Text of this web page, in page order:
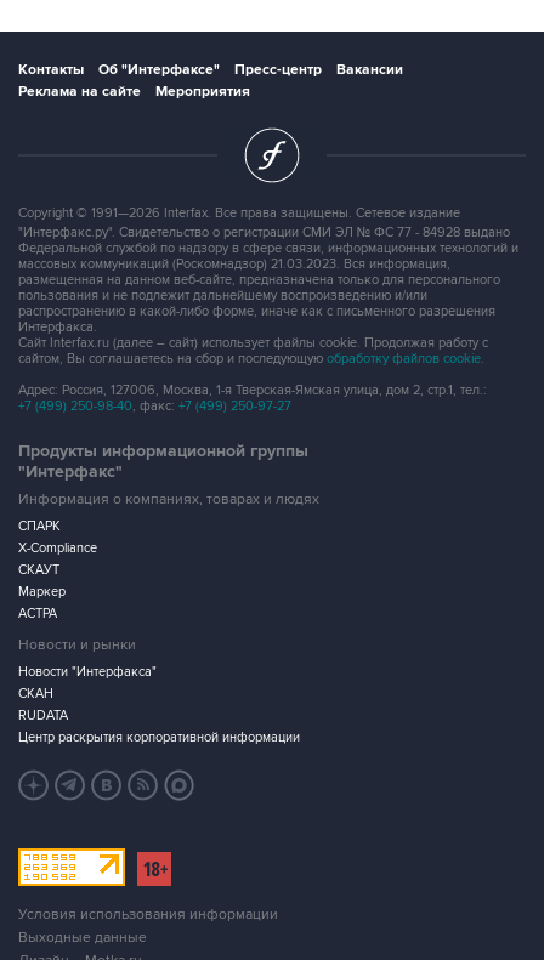
Контакты Об "Интерфаксе" Пресс-центр
Вакансии
Реклама на сайте
Мероприятия
Copyright © 1991—2026 Interfax. Все права защищены. Сетевое издание
"Интерфакс.ру". Свидетельство о регистрации СМИ ЭЛ № ФС 77 - 84928 выдано
Федеральной службой по надзору в сфере связи, информационных технологий и
массовых коммуникаций (Роскомнадзор) 21.03.2023. Вся информация,
размещенная на данном веб-сайте, предназначена только для персонального
пользования и не подлежит дальнейшему воспроизведению и/или
распространению в какой-либо форме, иначе как с письменного разрешения
Интерфакса.
Сайт Interfax.ru (далее – сайт) использует файлы cookie. Продолжая работу с
сайтом, Вы соглашаетесь на сбор и последующую обработку файлов cookie.
Адрес: Россия, 127006, Москва, 1-я Тверская-Ямская улица, дом 2, стр.1, тел.:
+7 (499) 250-98-40, факс: +7 (499) 250-97-27
Продукты информационной группы
"Интерфакс"
Информация о компаниях, товарах и людях
СПАРК
X-Compliance
СКАУТ
Маркер
АСТРА
Новости и рынки
Новости "Интерфакса"
СКАН
RUDATA
Центр раскрытия корпоративной информации
Условия использования информации
Выходные данные